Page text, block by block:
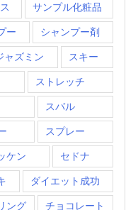
サンプル化粧品
ー シャンプー剤
ャズミン スキー
ストレッチ
スバル
スプレー
ケン セドナ
ダイエット成功
ング チョコレート